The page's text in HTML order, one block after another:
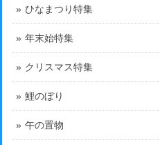
ひなまつり特集
年末始特集
クリスマス特集
鯉のぼり
午の置物